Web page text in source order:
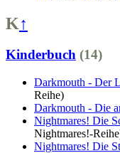
K↑
Kinderbuch (14)
Darkmouth - Der
Reihe)
Darkmouth - Die
Nightmares! Die
Nightmares!-
Nightmares! Die